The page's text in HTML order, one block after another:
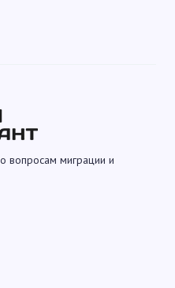
вопросам миграции и